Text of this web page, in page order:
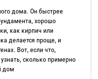
дома. Он быстрее
хорошо
как кирпич или
делается проще, и
Вот, если что,
сколько примерно
дом